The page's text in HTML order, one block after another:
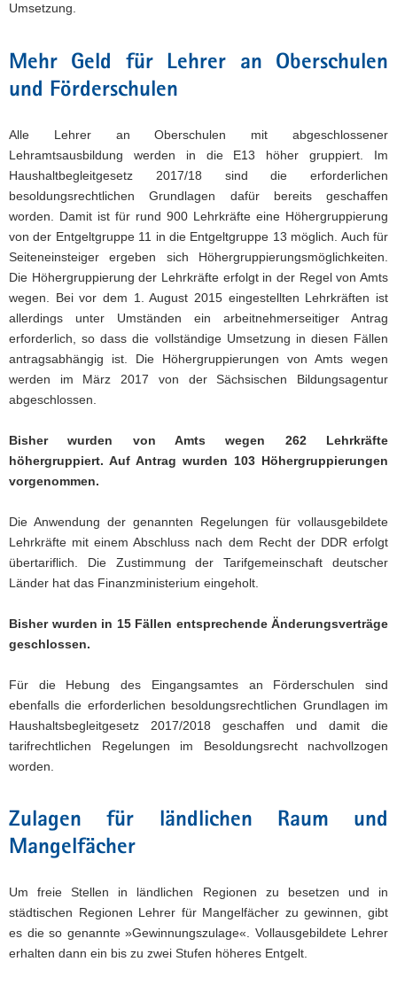
o
Umsetzung.
Mehr Geld für Lehrer an Oberschulen
und Förderschulen
Alle Lehrer an Oberschulen mit abgeschlossener
Lehramtsausbildung werden in die E13 höher gruppiert. Im
Haushaltbegleitgesetz 2017/18 sind die erforderlichen
besoldungsrechtlichen Grundlagen dafür bereits geschaffen
worden. Damit ist für rund 900 Lehrkräfte eine Höhergruppierung
von der Entgeltgruppe 11 in die Entgeltgruppe 13 möglich. Auch für
Seiteneinsteiger ergeben sich Höhergruppierungsmöglichkeiten.
Die Höhergruppierung der Lehrkräfte erfolgt in der Regel von Amts
wegen. Bei vor dem 1. August 2015 eingestellten Lehrkräften ist
allerdings unter Umständen ein arbeitnehmerseitiger Antrag
erforderlich, so dass die vollständige Umsetzung in diesen Fällen
antragsabhängig ist. Die Höhergruppierungen von Amts wegen
werden im März 2017 von der Sächsischen Bildungsagentur
abgeschlossen.
Bisher wurden von Amts wegen 262 Lehrkräfte
höhergruppiert. Auf Antrag wurden 103 Höhergruppierungen
vorgenommen.
Die Anwendung der genannten Regelungen für vollausgebildete
Lehrkräfte mit einem Abschluss nach dem Recht der DDR erfolgt
übertariflich. Die Zustimmung der Tarifgemeinschaft deutscher
Länder hat das Finanzministerium eingeholt.
Bisher wurden in 15 Fällen entsprechende Änderungsverträge
geschlossen.
Für die Hebung des Eingangsamtes an Förderschulen sind
ebenfalls die erforderlichen besoldungsrechtlichen Grundlagen im
Haushaltsbegleitgesetz 2017/2018 geschaffen und damit die
tarifrechtlichen Regelungen im Besoldungsrecht nachvollzogen
worden.
Zulagen für ländlichen Raum und
Mangelfächer
Um freie Stellen in ländlichen Regionen zu besetzen und in
städtischen Regionen Lehrer für Mangelfächer zu gewinnen, gibt
es die so genannte »Gewinnungszulage«. Vollausgebildete Lehrer
erhalten dann ein bis zu zwei Stufen höheres Entgelt.